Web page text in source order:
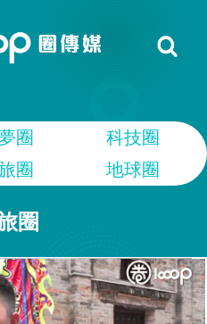
圈
科技圈
圈 地球圈
圈